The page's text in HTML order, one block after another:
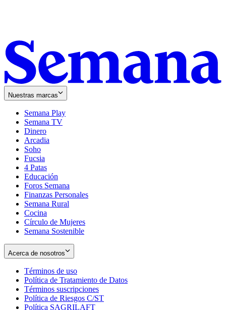
Nuestras marcas
Semana Play
Semana TV
Dinero
Arcadia
Soho
in
new
window
Fucsia
in
new
window
4 Patas
Educación
Foros Semana
Finanzas Personales
Semana Rural
Cocina
Círculo de Mujeres
Semana Sostenible
Acerca de nosotros
Términos de uso
in
new
window
Política de Tratamiento de Datos
Términos suscripciones
in
Política de Riesgos C/ST
Política SAGRILAFT